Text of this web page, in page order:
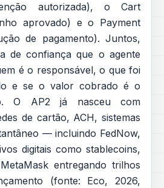
autorizada), o Cart
aprovado) e o Payment
de pagamento). Juntos,
de confiança que o agente
é o responsável, o que foi
e se o valor cobrado é o
O AP2 já nasceu com
de cartão, ACH, sistemas
— incluindo FedNow,
digitais como stablecoins,
entregando trilhos
(fonte: Eco, 2026,